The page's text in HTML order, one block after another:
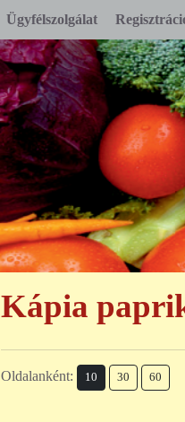
Ügyfélszolgálat
Kápia
Oldalanként: 10 30 60